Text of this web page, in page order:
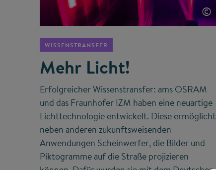
©
WISSENSTRANSFER
Mehr Licht!
Erfolgreicher Wissenstransfer: ams OSRAM
und das Fraunhofer IZM haben eine neuartige
Lichttechnologie entwickelt. Diese ermöglicht
neben anderen zukunftsweisenden
Anwendungen Scheinwerfer, die Bilder und
Piktogramme auf die Straße projizieren